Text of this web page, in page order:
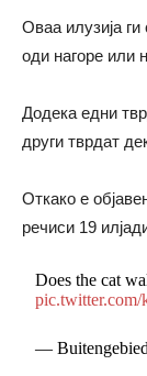
Оваа илузија
оди нагоре или
Додека едни
други тврдат
Откако е
речиси 19
Does the cat
—